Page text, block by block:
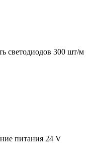
светодиодов 300 шт/м
питания 24 V